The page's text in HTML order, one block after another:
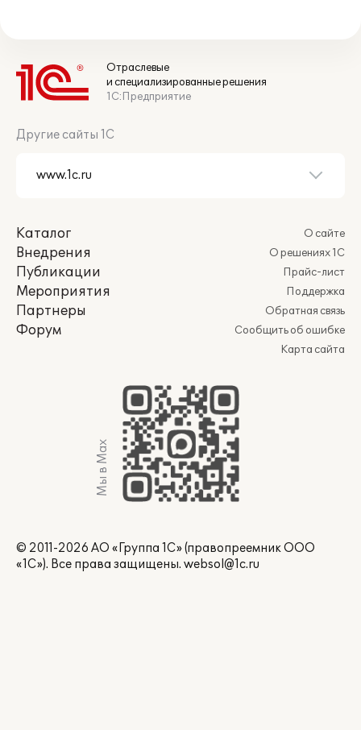
Отраслевые
и специализированные решения
1С:Предприятие
Другие сайты 1С
Каталог
Внедрения
Публикации
Мероприятия
Партнеры
Форум
О сайте
О решениях 1С
Прайс-лист
Поддержка
Обратная связь
Сообщить об ошибке
Карта сайта
Мы в Max
© 2011-2026 АО «Группа 1С» (правопреемник ООО
«1С»). Все права защищены. websol@1c.ru